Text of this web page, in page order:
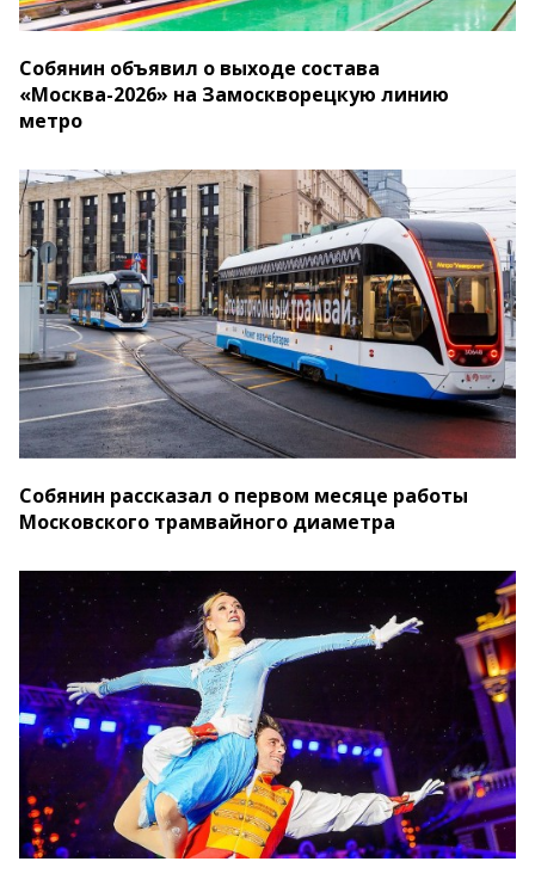
Собянин объявил о выходе состава
«Москва-2026» на Замоскворецкую линию
метро
Собянин рассказал о первом месяце работы
Московского трамвайного диаметра